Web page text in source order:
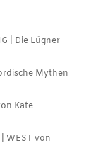
| Die Lügner
Mythen
Kate
WEST von